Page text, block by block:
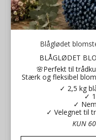
Sommerfugl gule
2Hsom132-1
Blåglødet
BLÅGLØDET
🌸Perfekt til
Stærk og fleksibel
✓ 2,5 kg
✓
✓
✓ Velegnet til
KUN